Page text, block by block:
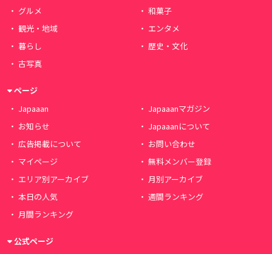
グルメ
和菓子
観光・地域
エンタメ
暮らし
歴史・文化
古写真
ページ
Japaaan
Japaaanマガジン
お知らせ
Japaaanについて
広告掲載について
お問い合わせ
マイページ
無料メンバー登録
エリア別アーカイブ
月別アーカイブ
本日の人気
週間ランキング
月間ランキング
公式ページ